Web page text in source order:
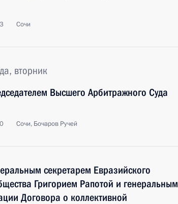
Сочи
вторник
Высшего Арбитражного Суда
Сочи, Бочаров Ручей
секретарем Евразийского
Григорием Рапотой и генеральным
Договора о коллективной